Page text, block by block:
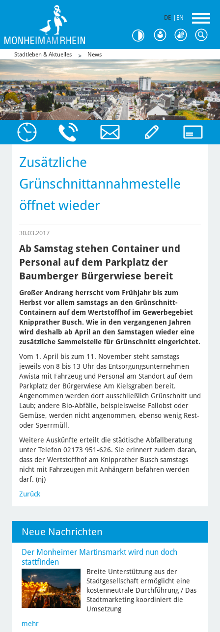
DE EN
Stadtleben & Aktuelles News
Zusätzliche
Grünschnittannahmestelle
öffnet wieder
30.03.2017
Ab Samstag stehen Container und
Personal auf dem Parkplatz der
Baumberger Bürgerwiese bereit
Großer Andrang herrscht vom Frühjahr bis zum
Herbst vor allem samstags an den Grünschnitt-
Containern auf dem Wertstoffhof im Gewerbegebiet
Knipprather Busch. Wie in den vergangenen Jahren
wird deshalb ab April an den Samstagen wieder eine
zusätzliche Sammelstelle für Grünschnitt eingerichtet.
Vom 1. April bis zum 11. November steht samstags
jeweils von 8 bis 13 Uhr das Entsorgungsunternehmen
Awista mit Fahrzeug und Personal am Standort auf dem
Parkplatz der Bürgerwiese Am Kielsgraben bereit.
Angenommen werden dort ausschließlich Grünschnitt und
Laub; andere Bio-Abfälle, beispielsweise Fallobst oder
Gemüse, werden nicht angenommen, ebenso wenig Rest-
oder Sperrmüll.
Weitere Auskünfte erteilt die städtische Abfallberatung
unter Telefon 02173 951-626. Sie erinnert zudem daran,
dass der Wertstoffhof am Knipprather Busch samstags
nicht mit Fahrzeugen mit Anhängern befahren werden
darf. (nj)
Zurück
Neue Nachrichten
Der Monheimer Martinsmarkt wird nun doch
stattfinden
Breite Unterstützung aus der
Stadtgesellschaft ermöglicht eine
kostenneutrale Durchführung / Das
Stadtmarketing koordiniert die
Umsetzung
mehr